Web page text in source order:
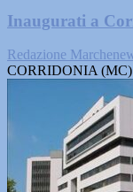
Inaugurati a
Redazione
CORRIDONIA (MC)